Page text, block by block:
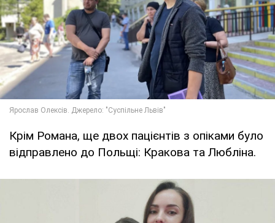
Крім Романа, ще двох пацієнтів з опіками було
відправлено до Польщі: Кракова та Любліна.